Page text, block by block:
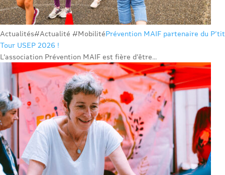
Actualités#Actualité #MobilitéPrévention MAIF partenaire du P’tit
Tour USEP 2026 !
L’association Prévention MAIF est fière d’être...